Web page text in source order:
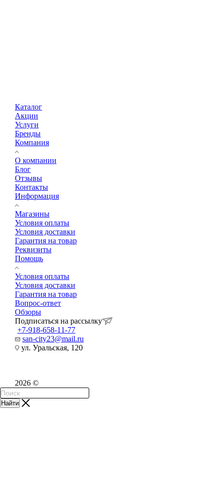
Каталог
Акции
Услуги
Бренды
Компания
О компании
Блог
Отзывы
Контакты
Информация
Магазины
Условия оплаты
Условия доставки
Гарантия на товар
Реквизиты
Помощь
Условия оплаты
Условия доставки
Гарантия на товар
Вопрос-ответ
Обзоры
Подписаться на рассылку
+7-918-658-11-77
san-city23@mail.ru
ул. Уральская, 120
2026 ©
Найти